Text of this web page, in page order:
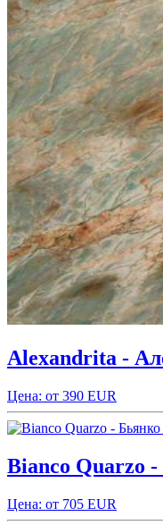
Alexandrita -
Цена: от 390 EUR
Bianco Quarzo
Цена: от 705 EUR